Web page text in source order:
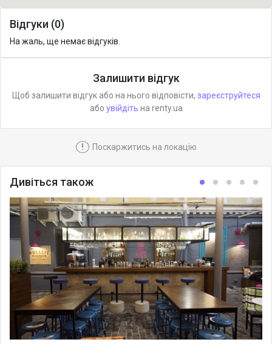
Відгуки (0)
На жаль, ще немає відгуків.
Залишити відгук
Щоб залишити відгук або на нього відповісти, зареєструйтеся
або увійдіть на renty.ua
! Поскаржитись на локацію
Дивіться також